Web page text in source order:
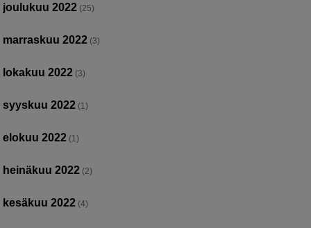
joulukuu 2022 (25)
marraskuu 2022 (3)
lokakuu 2022 (3)
syyskuu 2022 (1)
elokuu 2022 (1)
heinäkuu 2022 (2)
kesäkuu 2022 (4)